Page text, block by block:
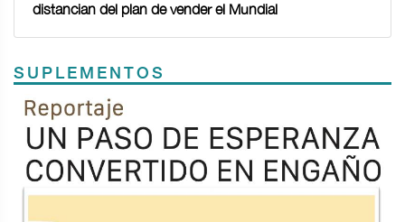
distancian del plan de vender el Mundial
SUPLEMENTOS
Previous
TODOS LOS SUPLEMENTOS